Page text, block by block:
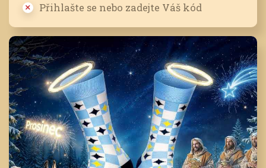
Přihlašte se nebo zadejte Váš kód